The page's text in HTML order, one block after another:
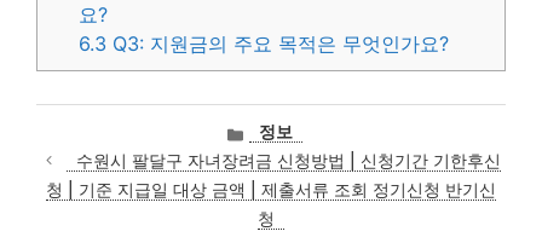
요?
6.3 Q3: 지원금의 주요 목적은 무엇인가요?
카
테
고
리
정보
수원시 팔달구 자녀장려금 신청방법 | 신청기간 기한후신
청 | 기준 지급일 대상 금액 | 제출서류 조회 정기신청 반기신
청